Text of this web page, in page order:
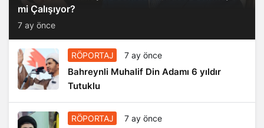
mi Çalışıyor?
7 ay önce
RÖPORTAJ 7 ay önce
Bahreynli Muhalif Din Adamı 6 yıldır
Tutuklu
RÖPORTAJ 7 ay önce